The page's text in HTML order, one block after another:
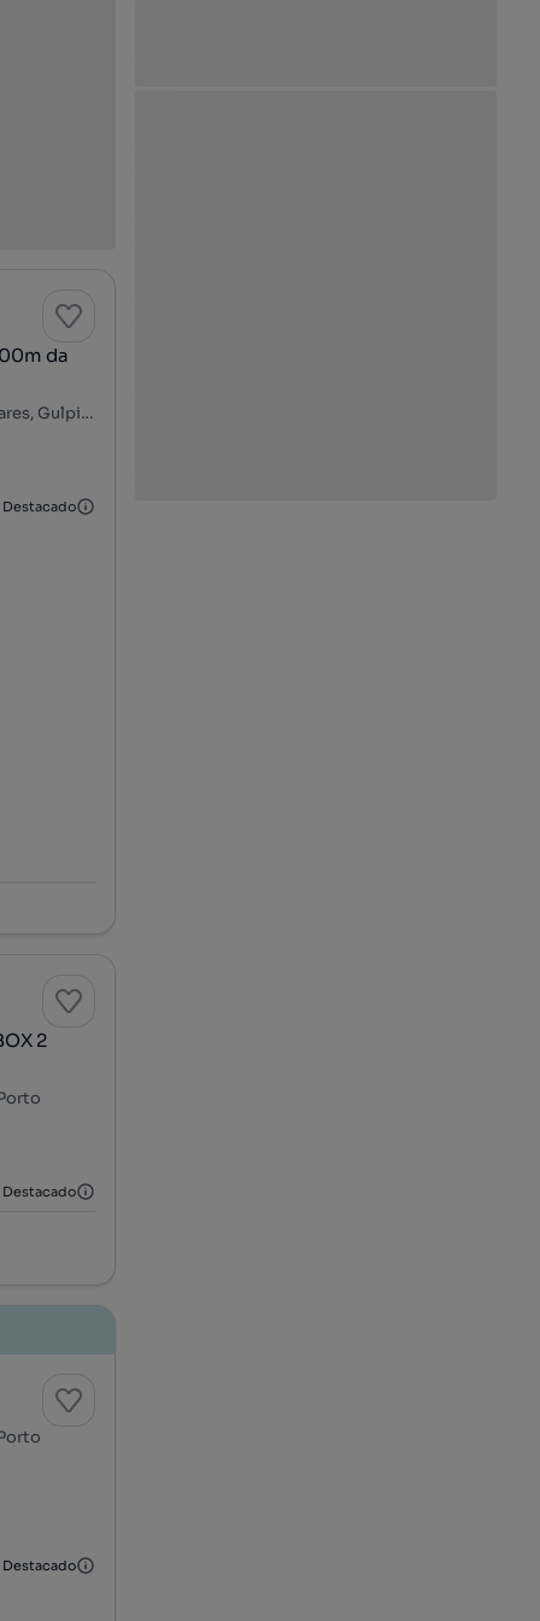
da
Rua José Monteiro Castro Portugal - Valadares, Praia de Valadares, Gulpilhares e Valadares, Vila Nova de Gaia, Porto
Destacado
2
Destacado
Destacado